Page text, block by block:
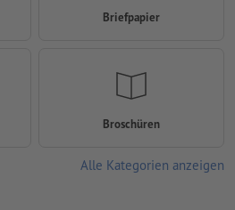
Briefpapier
Broschüren
Alle Kategorien anzeigen